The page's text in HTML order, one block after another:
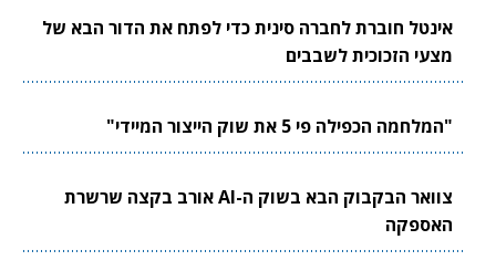
אינטל חוברת לחברה סינית כדי לפתח את הדור הבא של
מצעי הזכוכית לשבבים
"המלחמה הכפילה פי 5 את שוק הייצור המיידי"
צוואר הבקבוק הבא בשוק ה-AI אורב בקצה שרשרת
האספקה